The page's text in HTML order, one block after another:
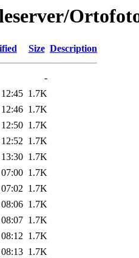
Size Description
-
1.7K
1.7K
1.7K
1.7K
1.7K
1.7K
1.7K
1.7K
1.7K
1.7K
1.7K